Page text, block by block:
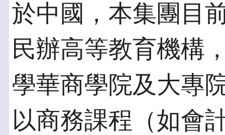
於中國，本集團目
民辦高等教育機構
學華商學院及大專
以商務課程（如會